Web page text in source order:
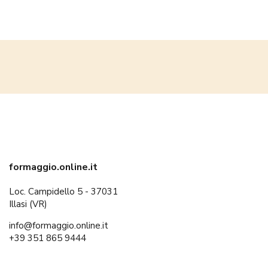
formaggio.online.it
Loc. Campidello 5 - 37031
Illasi (VR)
info@formaggio.online.it
+39 351 865 9444